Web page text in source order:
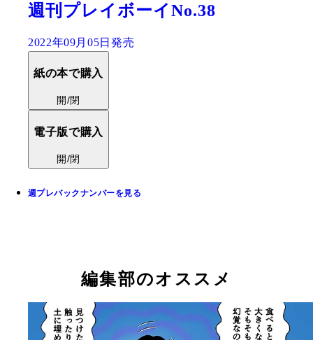
週刊プレイボーイNo.38
2022年09月05日発売
紙の本で購入
開/閉
電子版で購入
開/閉
週プレバックナンバーを見る
編集部のオススメ